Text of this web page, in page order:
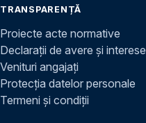
TRANSPARENȚĂ
Proiecte acte normative
Declarații de avere și interese
Venituri angajați
Protecția datelor personale
Termeni și condiții